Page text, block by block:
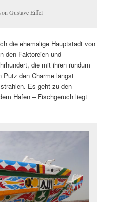
Gustave Eiffel
die ehemalige Hauptstadt von
den Faktoreien und
die mit ihren rundum
Putz den Charme längst
Es geht zu den
Hafen – Fischgeruch liegt